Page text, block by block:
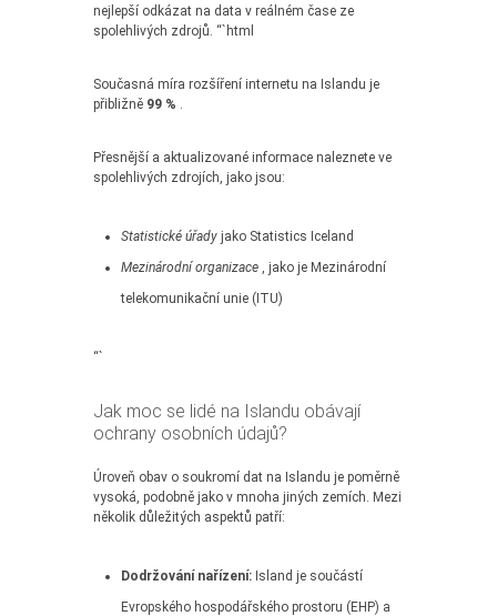
nejlepší odkázat na data v reálném čase ze
spolehlivých zdrojů. “`html
Současná míra rozšíření internetu na Islandu je
přibližně 99 % .
Přesnější a aktualizované informace naleznete ve
spolehlivých zdrojích, jako jsou:
Statistické úřady jako Statistics Iceland
Mezinárodní organizace , jako je Mezinárodní
telekomunikační unie (ITU)
“`
Jak moc se lidé na Islandu obávají
ochrany osobních údajů?
Úroveň obav o soukromí dat na Islandu je poměrně
vysoká, podobně jako v mnoha jiných zemích. Mezi
několik důležitých aspektů patří:
Dodržování nařízení: Island je součástí
Evropského hospodářského prostoru (EHP) a